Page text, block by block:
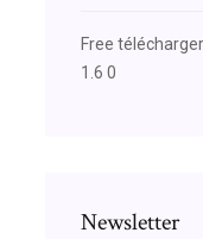
Free
1.6 0
Newsletter